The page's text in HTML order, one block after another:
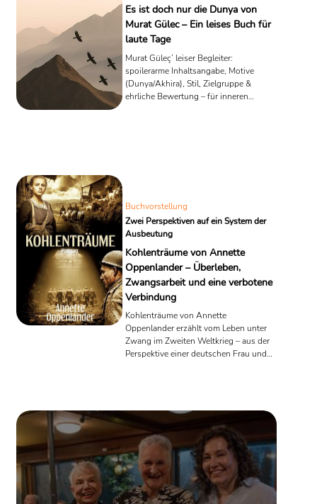
Es ist doch nur die Dunya von
Murat Gülec – Ein leises Buch für
laute Tage
Murat Güleç’ leiser Begleiter:
spoilerarme Inhaltsangabe, Motive
(Dunya/Akhira), Stil, Zielgruppe &
ehrliche Bewertung – für inneren
Buchvorstellung
Zwei Perspektiven auf ein System der
Ausbeutung
Kohlenträume von Annette
Oppenlander – Überleben,
Zwangsarbeit und eine verbotene
Verbindung
Kohlenträume von Annette
Oppenlander erzählt vom Leben unter
Zwang im Zweiten Weltkrieg – aus der
Perspektive einer deutschen Frau und